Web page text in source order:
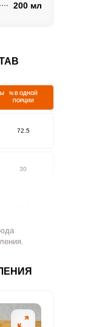
200 мл
% В ОДНОЙ
ПОРЦИИ
72.5
30
33.4
68.8